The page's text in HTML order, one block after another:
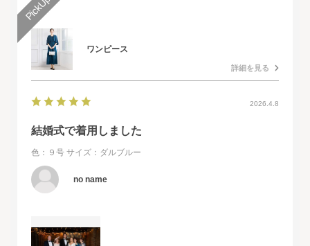
ワンピース
詳細を見る
2026.4.8
結婚式で着用しました
色：９号 サイズ：ダルブルー
no name